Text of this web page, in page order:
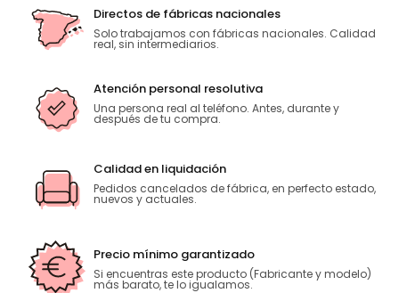
recomendar. El que una empresa siga adelante
no solo depende de los precios sino de la gente
que la atiende. Muchas gracias.
Directos de fábricas nacionales
Solo trabajamos con fábricas nacionales. Calidad
real, sin intermediarios.
Atención personal resolutiva
Una persona real al teléfono. Antes, durante y
después de tu compra.
Calidad en liquidación
Pedidos cancelados de fábrica, en perfecto estado,
nuevos y actuales.
Precio mínimo garantizado
Si encuentras este producto (Fabricante y modelo)
más barato, te lo igualamos.